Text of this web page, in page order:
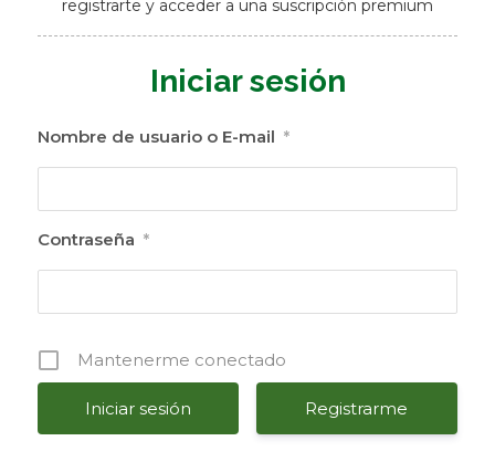
registrarte y acceder a una suscripción premium
Iniciar sesión
Nombre de usuario o E-mail *
Contraseña *
Mantenerme conectado
Registrarme